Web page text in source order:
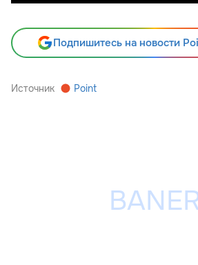
Подпишитесь на новости
Источник Point